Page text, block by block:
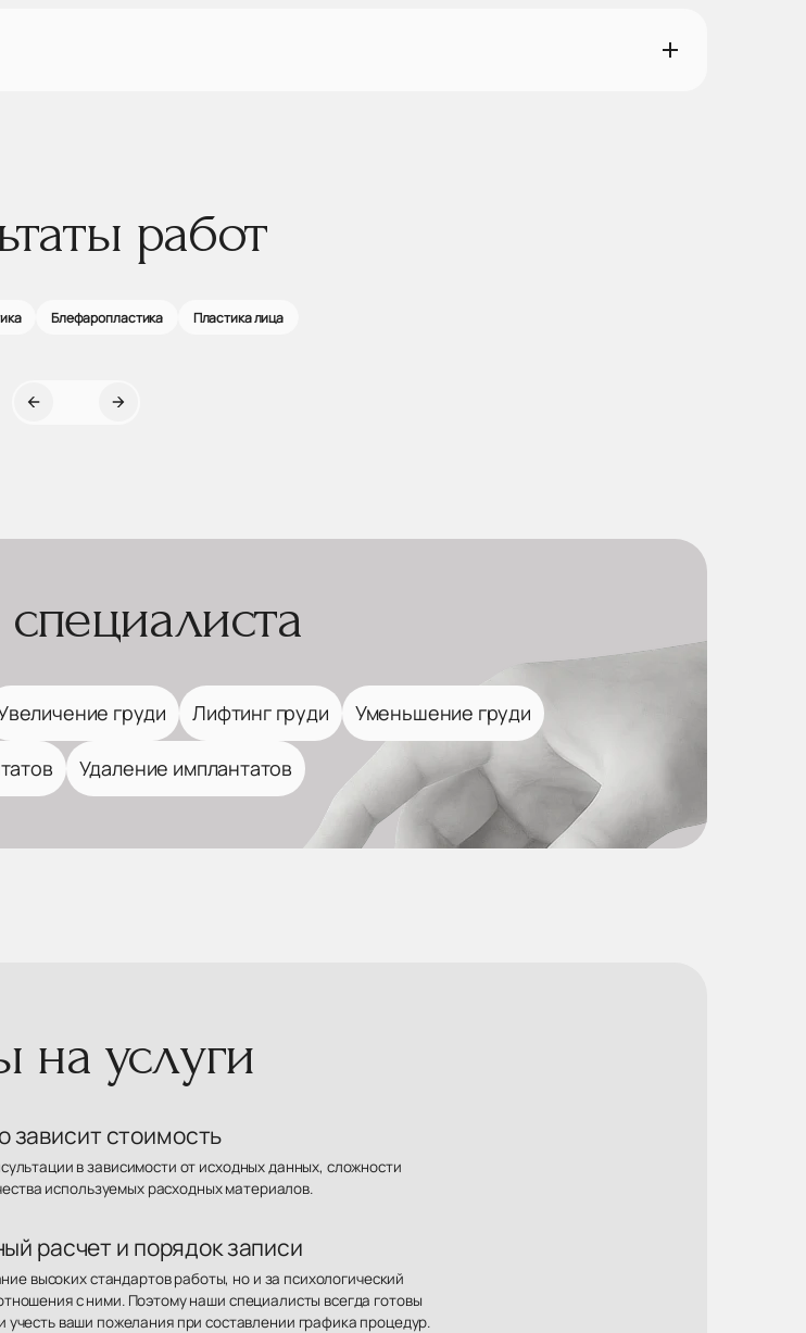
работ
Блефаропластика Пластика лица
специалиста
груди Лифтинг груди Уменьшение груди
Удаление имплантатов
на услуги
зависит стоимость
в зависимости от исходных данных, сложности
используемых расходных материалов.
расчет и порядок записи
высоких стандартов работы, но и за психологический
с ними. Поэтому наши специалисты всегда готовы
учесть ваши пожелания при составлении графика процедур.